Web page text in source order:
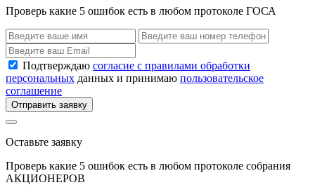
Проверь какие 5 ошибок есть в любом протоколе ГОСА
Подтверждаю согласие с правилами обработки
персональных данных и принимаю пользовательское
соглашение
Отправить заявку
Оставьте заявку
Проверь какие 5 ошибок есть в любом протоколе собрания
АКЦИОНЕРОВ